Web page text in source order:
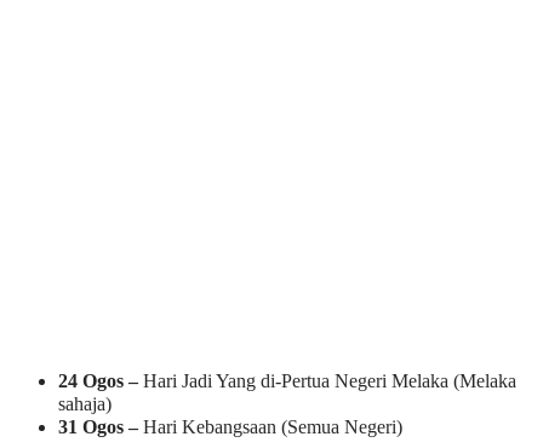
24 Ogos –Hari Jadi Yang di-Pertua Negeri Melaka (Melaka
sahaja)
31 Ogos –Hari Kebangsaan (Semua Negeri)